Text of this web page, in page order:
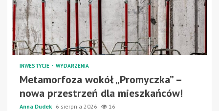
INWESTYCJE WYDARZENIA
Metamorfoza wokół „Promyczka” –
nowa przestrzeń dla mieszkańców!
Anna Dudek 6 sierpnia 2026 16